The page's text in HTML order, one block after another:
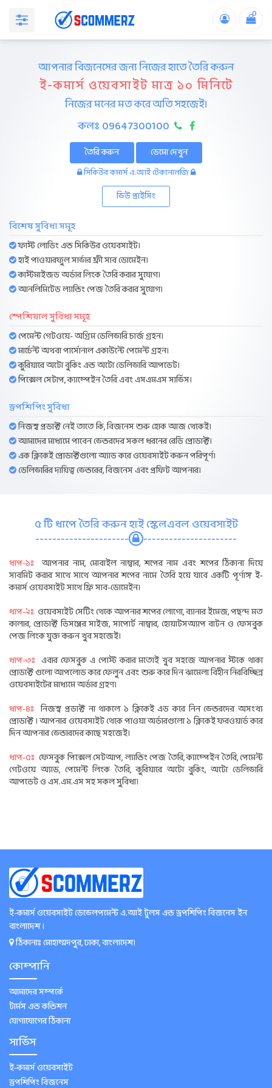
0
আপনার বিজনেসের জন্য নিজের হাতে তৈরি করুন
ই-কমার্স ওয়েবসাইট মাত্র ১০ মিনিটে
নিজের মনের মত করে অতি সহজেই।
কলঃ 09647300100
তৈরি করুন ডেমো দেখুন
সিকিউর কমার্স এ.আই টেকনোলজি
ভিউ প্রাইসিং
বিশেষ সুবিধা সমূহ
ফাস্ট লোডিং এন্ড সিকিউর ওয়েবসাইট।
হাই পাওয়ারফুল সার্ভার ফ্রী সাব ডোমেইন।
কাস্টমাইজড অর্ডার লিংক তৈরি করার সুযোগ।
আনলিমিটেড ল্যান্ডিং পেজ তৈরি করার সুযোগ।
স্পেশিয়াল সুবিধা সমূহ
পেমেন্ট গেটওয়ে- অগ্রিম ডেলিভারি চার্জ গ্রহন।
মার্চেন্ট অথবা পার্সোনাল একাউন্টে পেমেন্ট গ্রহন।
কুরিয়ারে অটো বুকিং এন্ড অটো ডেলিভারি আপডেট।
পিক্সেল সেটাপ, ক্যাম্পেইন তৈরি এবং এসএমএস সার্ভিস।
ড্রপশিপিং সুবিধা
নিজস্ব প্রডাক্ট নেই তাতে কি, বিজনেস শুরু হোক আজ থেকেই।
আমাদের মাধ্যমে পাবেন ভেন্ডরদের সকল ধরনের রেডি প্রোডাক্ট।
এক ক্লিকেই প্রোডাক্টগুলো অ্যাড করে ওয়েবসাইট করুন পরিপূর্ণ।
ডেলিভারির দায়িত্ব ভেন্ডরের, বিজনেস এবং প্রফিট আপনার।
৫ টি ধাপে তৈরি করুন হাই স্কেলএবল ওয়েবসাইট
---------------------- ----------------------
ধাপ-১ঃ আপনার নাম, মোবাইল নাম্বার, শপের নাম এবং শপের ঠিকানা দিয়ে
সাবমিট করার সাথে সাথে আপনার শপের নামে তৈরি হয়ে যাবে একটি পূর্ণাঙ্গ ই-
কমার্স ওয়েবসাইট সাথে ফ্রি সাব-ডোমেইন।
ধাপ-২ঃ ওয়েবসাইট সেটিং থেকে আপনার শপের লোগো, ব্যানার ইমেজ, পছন্দ মত
কালার, প্রোডাক্ট ডিসপ্লের সাইজ, সাপোর্ট নাম্বার, হোয়াটসঅ্যাপ বাটন ও ফেসবুক
পেজ লিংক যুক্ত করুন খুব সহজেই।
ধাপ-৩ঃ এবার ফেসবুক এ পোস্ট করার মতোই খুব সহজে আপনার স্টকে থাকা
প্রোডাক্ট গুলো আপলোড করে ফেলুন এবং শুরু করে দিন ঝামেলা বিহীন নিরবিচ্ছিন্ন
ওয়েবসাইটের মাধ্যমে অর্ডার গ্রহণ।
ধাপ-৪ঃ নিজস্ব প্রডাক্ট না থাকলে ১ ক্লিকেই এড করে নিন ভেন্ডরদের অসংখ্য
প্রোডাক্ট । আপনার ওয়েবসাইট থেকে পাওয়া অর্ডারগুলো ১ ক্লিকেই ফরওয়ার্ড করে
দিন আপনার ভেন্ডারদের কাছে সহজেই।
ধাপ-৫ঃ ফেসবুক পিক্সেল সেটআপ, ল্যান্ডিং পেজ তৈরি, ক্যাম্পেইন তৈরি, পেমেন্ট
গেটওয়ে অ্যাড, পেমেন্ট লিংক তৈরি, কুরিয়ারে অটো বুকিং, অটো ডেলিভারি
আপডেট ও এস.এম.এস সহ সকল সুবিধা।
ই-কমার্স ওয়েবসাইট ডেভেলপমেন্ট এ.আই টুলস এন্ড ড্রপশিপিং বিজনেস ইন
বাংলাদেশ ।
ঠিকানাঃ মোহাম্মদপুর, ঢাকা, বাংলাদেশ।
কোম্পানি
আমাদের সম্পর্কে
টার্মস এন্ড কন্ডিশন
যোগাযোগের ঠিকানা
সার্ভিস
ই-কমার্স ওয়েবসাইট
ড্রপশিপিং বিজনেস